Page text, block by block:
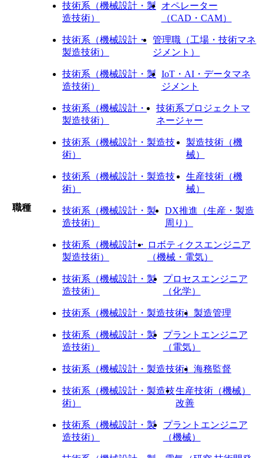
職種
技術系（機械設計・製
造技術）
オペレーター
（CAD・CAM）
技術系（機械設計・
製造技術）
管理職（工場・技術マネ
ジメント）
技術系（機械設計・製
造技術）
IoT・AI・データマネ
ジメント
技術系（機械設計・
製造技術）
技術系プロジェクトマ
ネージャー
技術系（機械設計・製造技
術）
製造技術（機
械）
技術系（機械設計・製造技
術）
生産技術（機
械）
技術系（機械設計・製
造技術）
DX推進（生産・製造
周り）
技術系（機械設計・
製造技術）
ロボティクスエンジニア
（機械・電気）
技術系（機械設計・製
造技術）
プロセスエンジニア
（化学）
技術系（機械設計・製造技術） 製造管理
技術系（機械設計・製
造技術）
プラントエンジニア
（電気）
技術系（機械設計・製造技術） 海務監督
技術系（機械設計・製造技
術）
生産技術（機械）
改善
技術系（機械設計・製
造技術）
プラントエンジニア
（機械）